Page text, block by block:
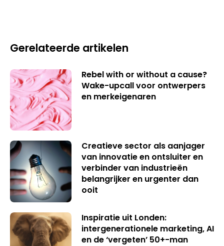
Gerelateerde artikelen
Rebel with or without a cause?
Wake-upcall voor ontwerpers
en merkeigenaren
Creatieve sector als aanjager
van innovatie en ontsluiter en
verbinder van industrieën
belangrijker en urgenter dan
ooit
Inspiratie uit Londen:
intergenerationele marketing, AI
en de ‘vergeten’ 50+-man